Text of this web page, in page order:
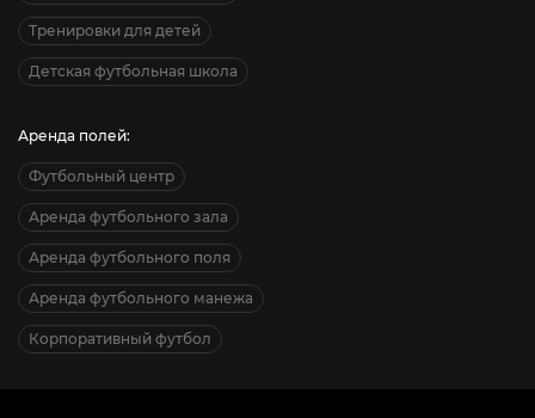
Тренировки для детей
Детская футбольная школа
Аренда полей:
Футбольный центр
Аренда футбольного зала
Аренда футбольного поля
Аренда футбольного манежа
Корпоративный футбол